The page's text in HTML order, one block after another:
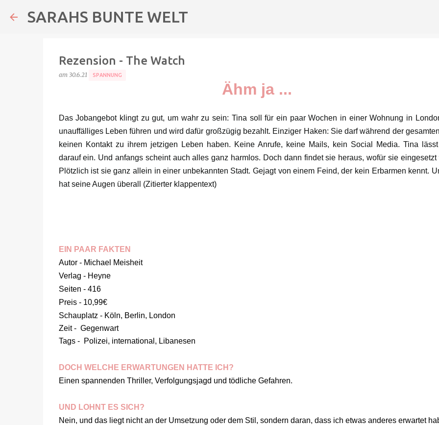
SARAHS BUNTE WELT
Rezension - The Watch
am 30.6.21 SPANNUNG
Ähm ja ...
Das Jobangebot klingt zu gut, um wahr zu sein: Tina soll für ein paar Wochen in einer Wohnung in
unauffälliges Leben führen und wird dafür großzügig bezahlt. Einziger Haken: Sie darf während der
keinen Kontakt zu ihrem jetzigen Leben haben. Keine Anrufe, keine Mails, kein Social Media. Tina
darauf ein. Und anfangs scheint auch alles ganz harmlos. Doch dann findet sie heraus, wofür sie eingesetzt
Plötzlich ist sie ganz allein in einer unbekannten Stadt. Gejagt von einem Feind, der kein Erbarmen kennt.
hat seine Augen überall (Zitierter klappentext)
EIN PAAR FAKTEN
Autor - Michael Meisheit
Verlag - Heyne
Seiten - 416
Preis - 10,99€
Schauplatz - Köln, Berlin, London
Zeit - Gegenwart
Tags - Polizei, international, Libanesen
DOCH WELCHE ERWARTUNGEN HATTE ICH?
Einen spannenden Thriller, Verfolgungsjagd und tödliche Gefahren.
UND LOHNT ES SICH?
Nein, und das liegt nicht an der Umsetzung oder dem Stil, sondern daran, dass ich etwas anderes erwartet